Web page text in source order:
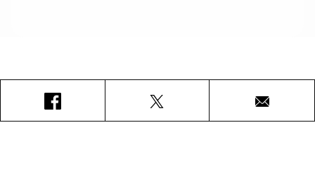
Courriel